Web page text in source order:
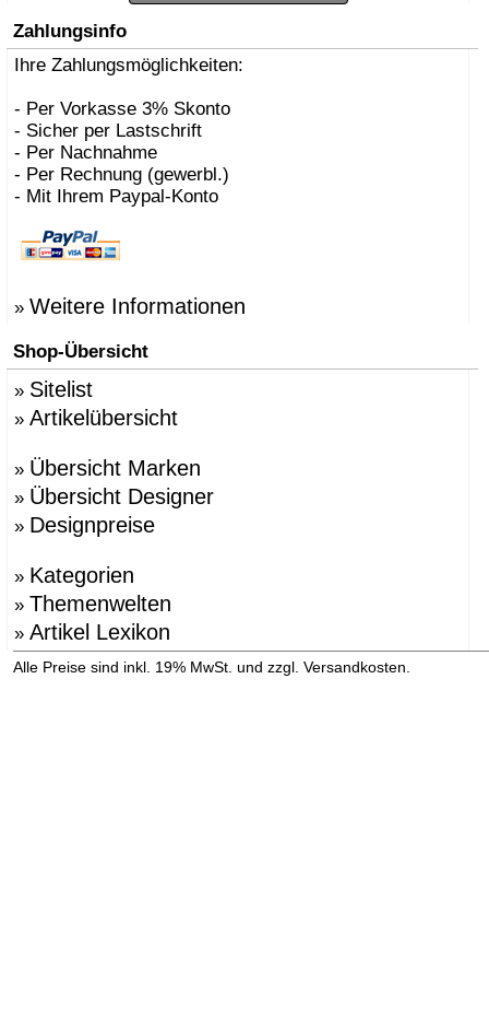
Zahlungsinfo
Ihre Zahlungsmöglichkeiten:
- Per Vorkasse 3% Skonto
- Sicher per Lastschrift
- Per Nachnahme
- Per Rechnung (gewerbl.)
- Mit Ihrem Paypal-Konto
» Weitere Informationen
Shop-Übersicht
» Sitelist
» Artikelübersicht
» Übersicht Marken
» Übersicht Designer
» Designpreise
» Kategorien
» Themenwelten
» Artikel Lexikon
Alle Preise sind inkl. 19% MwSt. und zzgl. Versandkosten.